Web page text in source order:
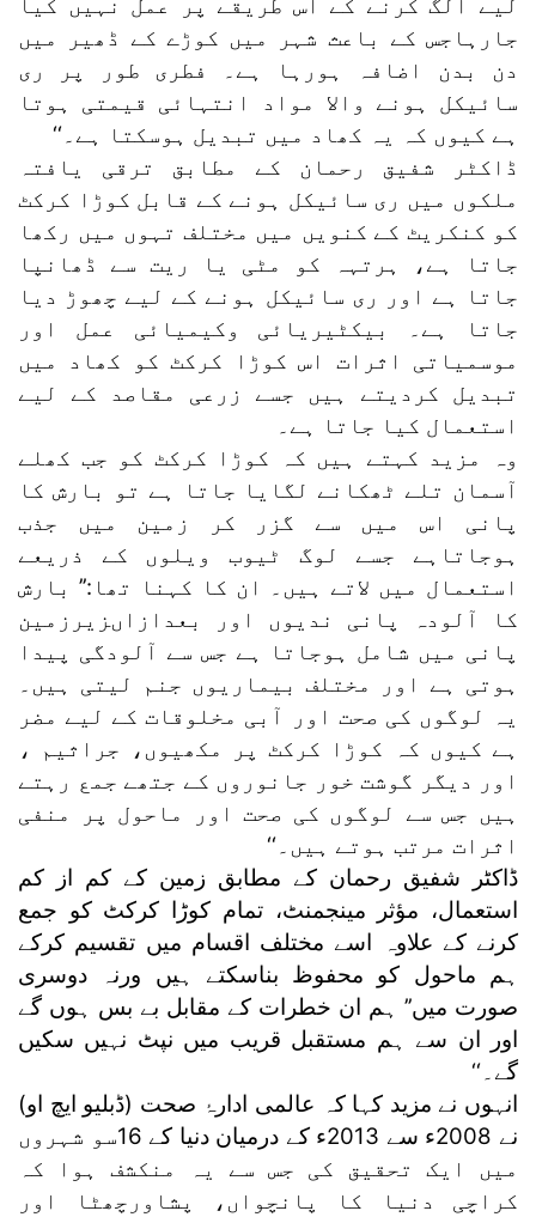
لیے الگ کرنے کے اس طریقے پر عمل نہیں کیا
جارہاجس کے باعث شہر میں کوڑے کے ڈھیر میں
دن بدن اضافہ ہورہا ہے۔ فطری طور پر ری
سائیکل ہونے والا مواد انتہائی قیمتی ہوتا
ہے کیوں کہ یہ کھاد میں تبدیل ہوسکتا ہے۔‘‘
ڈاکٹر شفیق رحمان کے مطابق ترقی یافتہ
ملکوں میں ری سائیکل ہونے کے قابل کوڑا کرکٹ
کو کنکریٹ کے کنویں میں مختلف تہوں میں رکھا
جاتا ہے، ہرتہہ کو مٹی یا ریت سے ڈھانپا
جاتا ہے اور ری سائیکل ہونے کے لیے چھوڑ دیا
جاتا ہے۔ بیکٹیریائی وکیمیائی عمل اور
موسمیاتی اثرات اس کوڑا کرکٹ کو کھاد میں
تبدیل کردیتے ہیں جسے زرعی مقاصد کے لیے
استعمال کیا جاتا ہے۔
وہ مزید کہتے ہیں کہ کوڑا کرکٹ کو جب کھلے
آسمان تلے ٹھکانے لگایا جاتا ہے تو بارش کا
پانی اس میں سے گزر کر زمین میں جذب
ہوجاتاہے جسے لوگ ٹیوب ویلوں کے ذریعے
استعمال میں لاتے ہیں۔ ان کا کہنا تھا:’’ بارش
کا آلودہ پانی ندیوں اور بعدازاںزیرزمین
پانی میں شامل ہوجاتا ہے جس سے آلودگی پیدا
ہوتی ہے اور مختلف بیماریوں جنم لیتی ہیں۔
یہ لوگوں کی صحت اور آبی مخلوقات کے لیے مضر
ہے کیوں کہ کوڑا کرکٹ پر مکھیوں، جراثیم ،
اور دیگر گوشت خور جانوروں کے جتھے جمع رہتے
ہیں جس سے لوگوں کی صحت اور ماحول پر منفی
اثرات مرتب ہوتے ہیں۔‘‘
ڈاکٹر شفیق رحمان کے مطابق زمین کے کم از کم
استعمال، مؤثر مینجمنٹ، تمام کوڑا کرکٹ کو جمع
کرنے کے علاوہ اسے مختلف اقسام میں تقسیم کرکے
ہم ماحول کو محفوظ بناسکتے ہیں ورنہ دوسری
صورت میں’’ ہم ان خطرات کے مقابل بے بس ہوں گے
اور ان سے ہم مستقبل قریب میں نپٹ نہیں سکیں
گے۔‘‘
انہوں نے مزید کہا کہ عالمی ادارۂ صحت (ڈبلیو ایچ او)
نے 2008ء سے 2013ء کے درمیان دنیا کے 16سو شہروں
میں ایک تحقیق کی جس سے یہ منکشف ہوا کہ
کراچی دنیا کا پانچواں، پشاورچھٹا اور